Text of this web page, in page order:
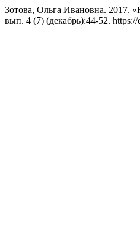
Зотова, Ольга Ивановна. 2017.
вып. 4 (7) (декабрь):44-52.